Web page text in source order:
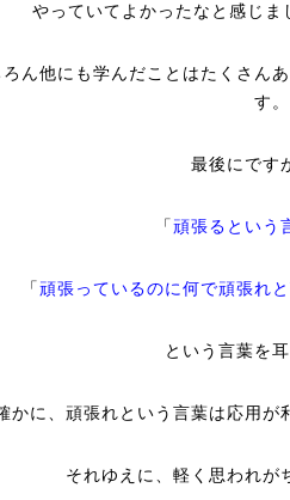
やっていてよかったなと感じ
ん他にも学んだことはたくさん
す。
最後にです
「頑張るという
「頑張っているのに何で頑張れ
という言葉を耳
かに、頑張れという言葉は応用が
それゆえに、軽く思われが